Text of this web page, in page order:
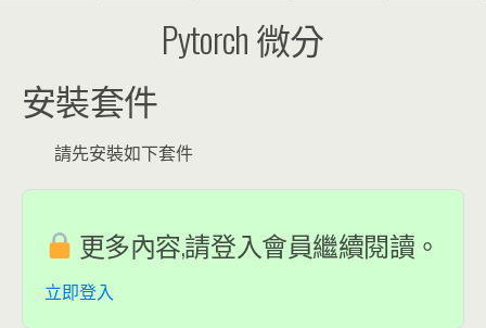
Pytorch 微分
安裝套件
請先安裝如下套件
更多內容,請登入會員繼續閱讀。
立即登入